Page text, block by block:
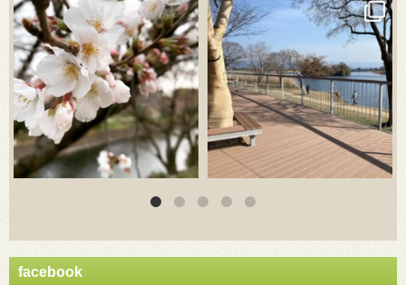
3月 20 3月 18
facebook